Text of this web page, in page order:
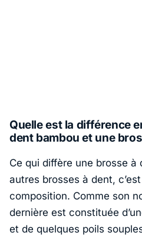
Quelle est la différence
dent bambou et une
Ce qui diffère une brosse à
autres brosses à dent,
composition. Comme son
dernière est constituée
et de quelques poils